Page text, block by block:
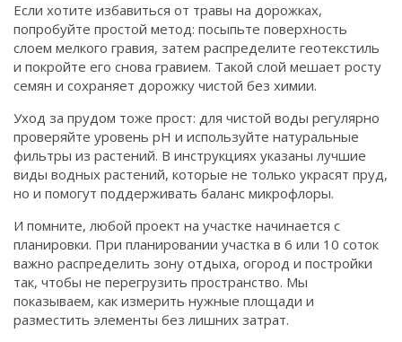
Если хотите избавиться от травы на дорожках,
попробуйте простой метод: посыпьте поверхность
слоем мелкого гравия, затем распределите геотекстиль
и покройте его снова гравием. Такой слой мешает росту
семян и сохраняет дорожку чистой без химии.
Уход за прудом тоже прост: для чистой воды регулярно
проверяйте уровень pH и используйте натуральные
фильтры из растений. В инструкциях указаны лучшие
виды водных растений, которые не только украсят пруд,
но и помогут поддерживать баланс микрофлоры.
И помните, любой проект на участке начинается с
планировки. При планировании участка в 6 или 10 соток
важно распределить зону отдыха, огород и постройки
так, чтобы не перегрузить пространство. Мы
показываем, как измерить нужные площади и
разместить элементы без лишних затрат.